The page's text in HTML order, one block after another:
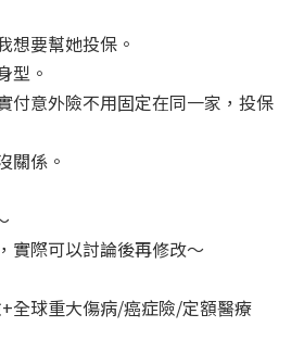
想要幫她投保。
型。
付意外險不用固定在同一家，投保
關係。
實際可以討論後再修改～
全球重大傷病/癌症險/定額醫療